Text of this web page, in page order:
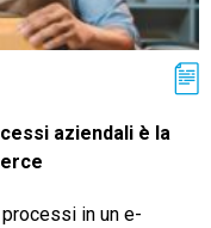
aziendali è la
in un e-